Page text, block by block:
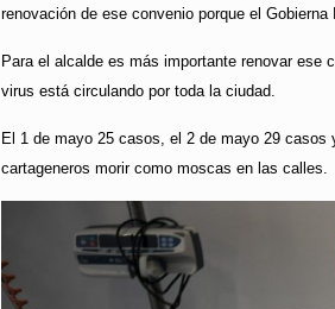
renovación de ese convenio porque el
Para el alcalde es más importante renovar ese
virus está circulando por toda la ciudad.
El 1 de mayo 25 casos, el 2 de mayo 29
cartageneros morir como moscas en las calles.